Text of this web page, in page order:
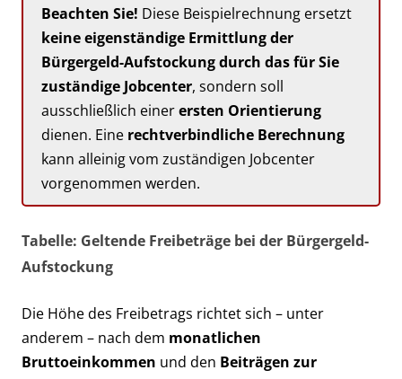
Beachten Sie! Diese Beispielrechnung ersetzt
keine eigenständige Ermittlung der
Bürgergeld-Aufstockung durch das für Sie
zuständige Jobcenter, sondern soll
ausschließlich einerersten Orientierung
dienen. Eine rechtverbindliche Berechnung
kann alleinig vom zuständigen Jobcenter
vorgenommen werden.
Tabelle: Geltende Freibeträge bei der Bürgergeld-
Aufstockung
Die Höhe des Freibetrags richtet sich – unter
anderem – nach dem monatlichen
Bruttoeinkommen und den Beiträgen zur